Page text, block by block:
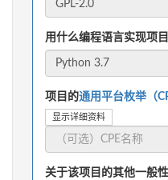
用什么编程语言实现项目
项目的通用平台枚举（
显示详细资料
关于该项目的其他一般性